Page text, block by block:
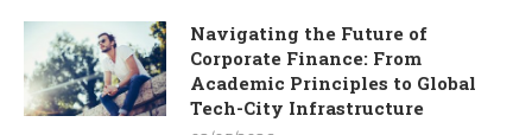
Navigating the Future of
Corporate Finance: From
Academic Principles to Global
Tech-City Infrastructure